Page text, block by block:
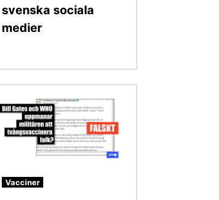
svenska sociala
medier
Vacciner